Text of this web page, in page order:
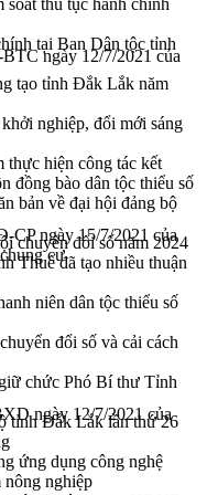
thủ tục hành chính
tại Ban Dân tộc tỉnh
tạo tỉnh Đắk Lắk năm
nghiệp, đổi mới sáng
hiện công tác kết
đồng bào dân tộc thiểu số
bản về đại hội đảng bộ
chuyển đổi số năm 2024
Thuế đã tạo nhiều thuận
niên dân tộc thiểu số
đổi số và cải cách
chức Phó Bí thư Tỉnh
tỉnh Đắk Lắk lần thứ 26
ứng dụng công nghệ
nghiệp
ngày 12/7/2021 của
CP ngày 15/7/2021 của
cư
ngày 12/7/2021 của